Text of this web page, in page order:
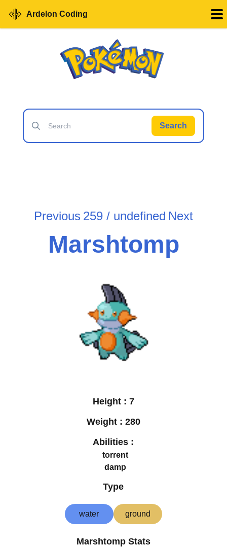
Ardelon Coding
Search
Previous 259 / undefined Next
Marshtomp
Height : 7
Weight : 280
Abilities :
torrent
damp
Type
water ground
Marshtomp Stats